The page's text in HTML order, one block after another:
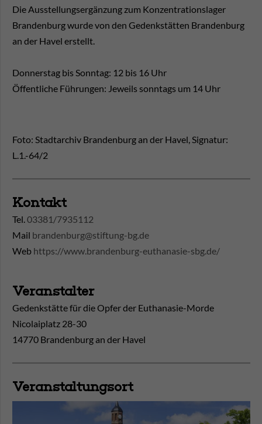
Die Ausstellungsergänzung zum Konzentrationslager
Brandenburg wurde von den Gedenkstätten Brandenburg
an der Havel erstellt.
Donnerstag bis Sonntag: 12 bis 16 Uhr
Öffentliche Führungen: Jeweils sonntags um 14 Uhr
Foto: Stadtarchiv Brandenburg an der Havel, Signatur:
L.1.-64/2
Kontakt
Tel.03381/7935112
Mail brandenburg@stiftung-bg.de
Web https://www.brandenburg-euthanasie-sbg.de/
Veranstalter
Gedenkstätte für die Opfer der Euthanasie-Morde
Nicolaiplatz 28-30
14770 Brandenburg an der Havel
Veranstaltungsort